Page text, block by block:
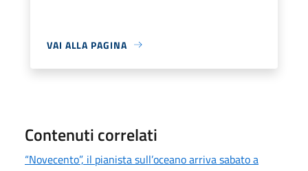
VAI ALLA PAGINA
Contenuti correlati
“Novecento”, il pianista sull’oceano arriva sabato a